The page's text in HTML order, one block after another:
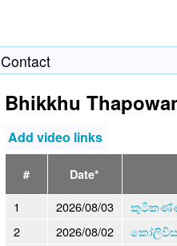
Contact
Bhikkhu
Add video links
# Date*
1 2026/08/03 කුටිකණ්ණ
2
2026/08/02 කෝලිවිස